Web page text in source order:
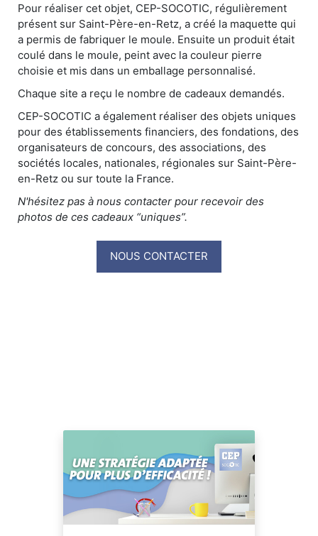
Pour réaliser cet objet, CEP-SOCOTIC, régulièrement
présent sur Saint-Père-en-Retz, a créé la maquette qui
a permis de fabriquer le moule. Ensuite un produit était
coulé dans le moule, peint avec la couleur pierre
choisie et mis dans un emballage personnalisé.
Chaque site a reçu le nombre de cadeaux demandés.
CEP-SOCOTIC a également réaliser des objets uniques
pour des établissements financiers, des fondations, des
organisateurs de concours, des associations, des
sociétés locales, nationales, régionales sur Saint-Père-
en-Retz ou sur toute la France.
N'hésitez pas à nous contacter pour recevoir des
photos de ces cadeaux “uniques”.
NOUS CONTACTER